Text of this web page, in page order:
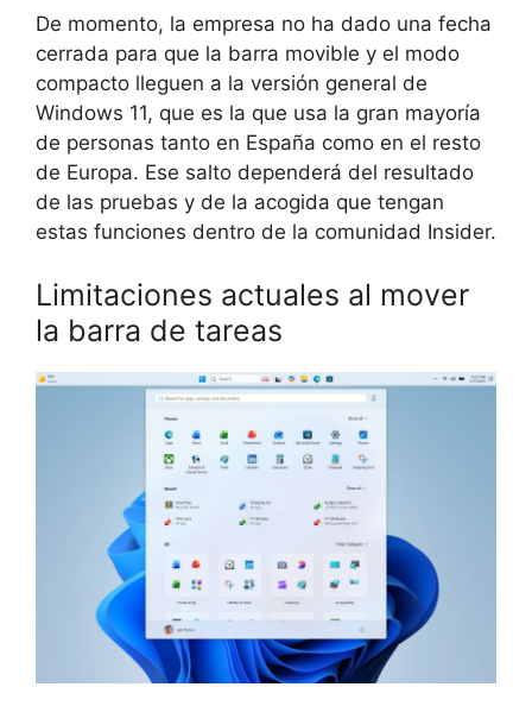
De momento, la empresa no ha dado una fecha
cerrada para que la barra movible y el modo
compacto lleguen a la versión general de
Windows 11, que es la que usa la gran mayoría
de personas tanto en España como en el resto
de Europa. Ese salto dependerá del resultado
de las pruebas y de la acogida que tengan
estas funciones dentro de la comunidad Insider.
Limitaciones actuales al mover
la barra de tareas